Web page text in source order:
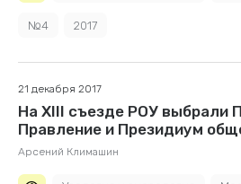
№4 2017
21 декабря 2017
На XIII съезде РОУ выбрали
Правление и Президиум
Арсений Климашин